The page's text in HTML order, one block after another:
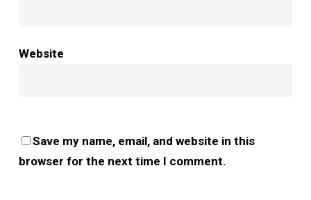
Website
Save my name, email, and website in this
browser for the next time I comment.